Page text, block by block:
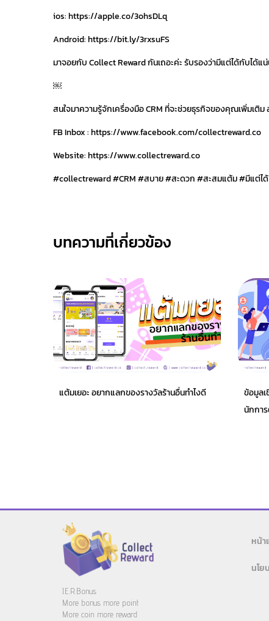
ios: https://apple.co/3ohsDLq
Android: https://bit.ly/3rxsuFS
มาจอยกับ Collect Reward กันเถอะค่ะ รับรองว่ามีแต่ได้กับได้แ
￼
สนใจมาความรู้จักเครื่องมือ CRM ที่จะช่วยธุรกิจของคุณเพิ่มเติ
FB Inbox : https://www.facebook.com/collectreward.co
Website: https://www.collectreward.co
#collectreward #CRM #สบาย #สะดวก #สะสมแต้ม #มีแต่
บทความที่เกี่ยวข้อง
แต้มเยอะ อยากแลกของรางวัลร้านอื่นทำไงดี
ข้อมูล
นักกา
J.E.R.Bonus
More bonus more point
More coin more reward
หน้า
นโย